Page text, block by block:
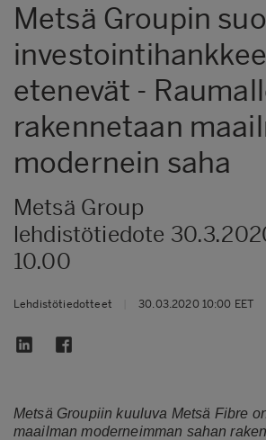
Metsä Groupin
etenevät -
rakennetaan
modernein saha
Metsä Group
lehdistötiedote
10.00
Lehdistötiedotteet 30.03.2020 10:00 EET
Metsä Groupiin kuuluva Metsä Fibre
maailman moderneimman sahan